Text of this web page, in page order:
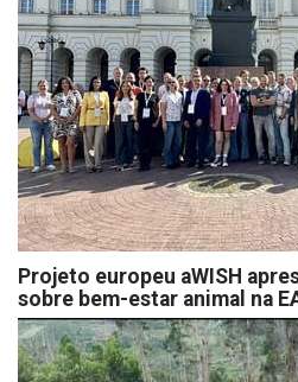
Projeto europeu aWISH
sobre bem-estar animal na